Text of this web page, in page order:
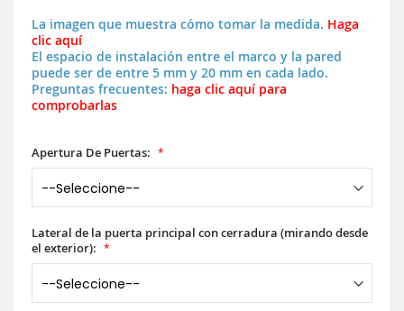
La imagen que muestra cómo tomar la medida. Haga
clic aquí
El espacio de instalación entre el marco y la pared
puede ser de entre 5 mm y 20 mm en cada lado.
Preguntas frecuentes: haga clic aquí para
comprobarlas
Apertura De Puertas:
Lateral de la puerta principal con cerradura (mirando desde
el exterior):